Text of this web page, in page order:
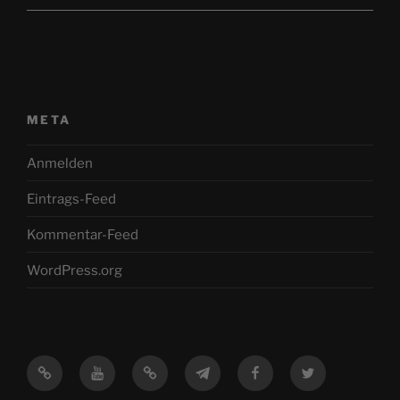
META
Anmelden
Eintrags-Feed
Kommentar-Feed
WordPress.org
MastodonYouTubeFeed TelegramFacebookTwitter